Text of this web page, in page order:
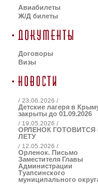
Авиабилеты
Ж/Д билеты
Договоры
Визы
/ 23.06.2026 /
Детские лагеря в
закрыты до 01.09.2026
/ 19.05.2026 /
ОРЛЕНОК ГОТОВИТСЯ
ЛЕТУ
/ 12.05.2026 /
Орленок. Письмо
Заместителя Главы
Администрации
Туапсинского
муниципального